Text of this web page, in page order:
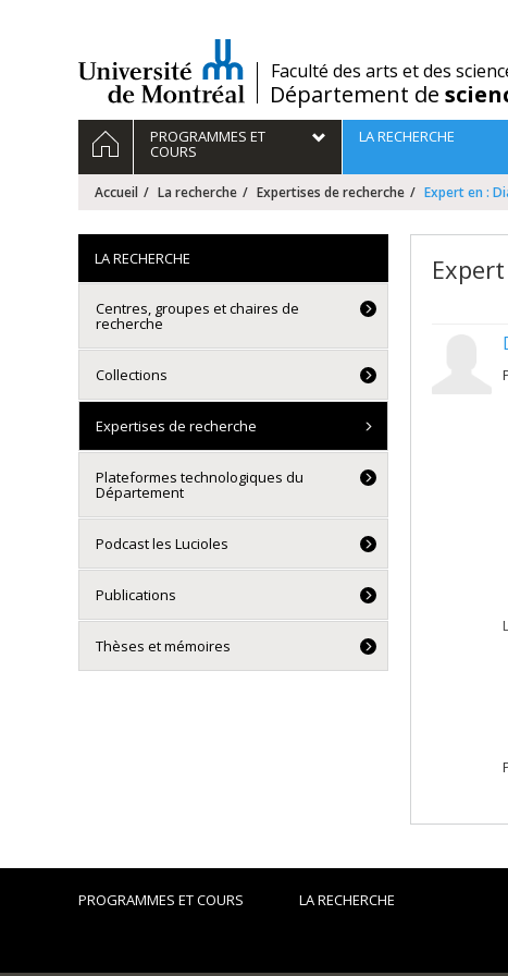
/Faculté des arts et des
Département de
Navigation
principale
ACCUEILPROGRAMMES ET
COURS
LA RECHERCHE
Accueil La recherche Expertises de recherche Expert en :
LA RECHERCHE
Centres, groupes et chaires de
recherche
Collections
Expertises de recherche
Plateformes technologiques du
Département
Podcast les Lucioles
Publications
Thèses et mémoires
PROGRAMMES ET COURS LA RECHERCHE